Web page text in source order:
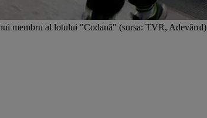
membru al lotului "Codană" (sursa: TVR, Adevărul)